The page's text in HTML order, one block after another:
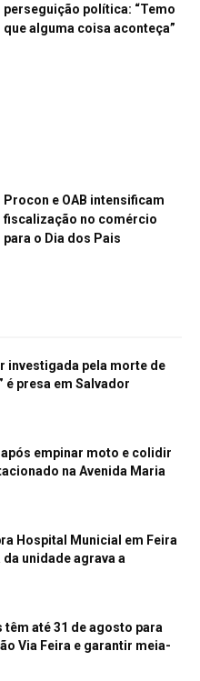
perseguição política: “Temo
que alguma coisa aconteça”
Procon e OAB intensificam
fiscalização no comércio
para o Dia dos Pais
investigada pela morte de
é presa em Salvador
empinar moto e colidir
na Avenida Maria
Hospital Municial em Feira
unidade agrava a
até 31 de agosto para
Via Feira e garantir meia-